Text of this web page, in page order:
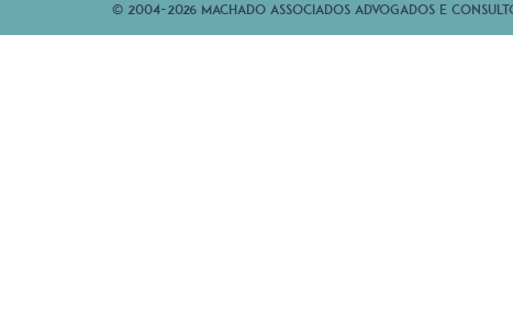
© 2004-2026 Machado Associados Advogados e